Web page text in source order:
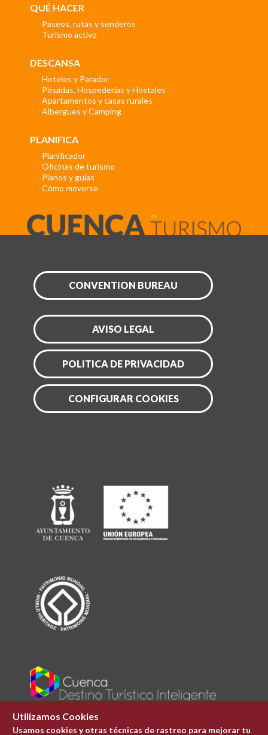
QUÉ HACER
Paseos, rutas y senderos
Turismo activo
DESCANSA
Hoteles y Parador
Posadas, Hospederías y Hostales
Apartamentos y casas rurales
Albergues y Camping
PLANIFICA
Planificador
Oficinas de turismo
Planos y guías
Cómo moverse
CONVENTION BUREAU
AVISO LEGAL
POLITICA DE PRIVACIDAD
CONFIGURAR COOKIES
Utilizamos Cookies
Usamos cookies y otras técnicas de rastreo para mejorar tu